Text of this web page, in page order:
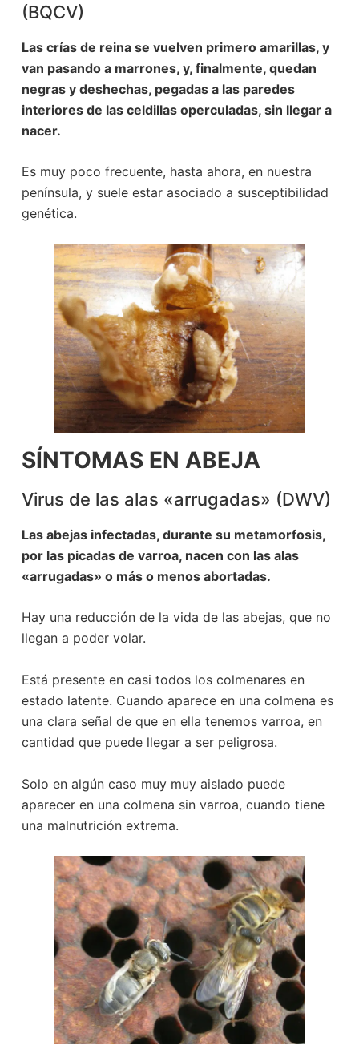
(BQCV)
Las crías de reina se vuelven primero amarillas, y
van pasando a marrones, y, finalmente, quedan
negras y deshechas, pegadas a las paredes
interiores de las celdillas operculadas, sin llegar a
nacer.
Es muy poco frecuente, hasta ahora, en nuestra
península, y suele estar asociado a susceptibilidad
genética.
SÍNTOMAS EN ABEJA
Virus de las alas «arrugadas» (DWV)
Las abejas infectadas, durante su metamorfosis,
por las picadas de varroa, nacen con las alas
«arrugadas» o más o menos abortadas.
Hay una reducción de la vida de las abejas, que no
llegan a poder volar.
Está presente en casi todos los colmenares en
estado latente. Cuando aparece en una colmena es
una clara señal de que en ella tenemos varroa, en
cantidad que puede llegar a ser peligrosa.
Solo en algún caso muy muy aislado puede
aparecer en una colmena sin varroa, cuando tiene
una malnutrición extrema.